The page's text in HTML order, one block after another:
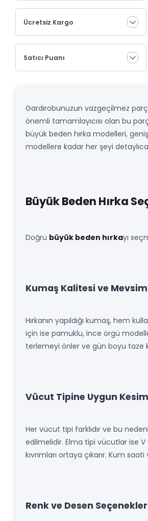
Ücretsiz Kargo
Satıcı Puanı
Gardırobunuzun vazgeçilmez
önemli tamamlayıcısı olan bu
büyük beden hırka modelleri,
modellere kadar her şeyi
Büyük Beden Hırka
Doğru büyük beden hırkayı
Kumaş Kalitesi ve
Hırkanın yapıldığı kumaş, hem
için ise pamuklu, ince örgü
terlemeyi önler ve gün boyu taze
Vücut Tipine Uygun Kesim
Her vücut tipi farklıdır ve bu
edilmelidir. Elma tipi vücutlar ise
kıvrımları ortaya çıkarır. Kum
Renk ve Desen